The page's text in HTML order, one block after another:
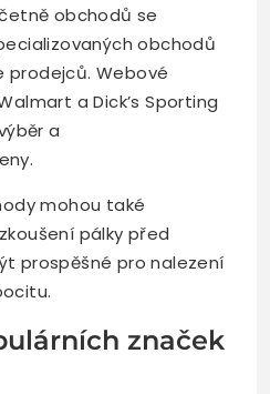
obchodů se
obchodů
prodejců. Webové
a Dick’s Sporting
a
mohou také
pálky před
prospěšné pro nalezení
značek